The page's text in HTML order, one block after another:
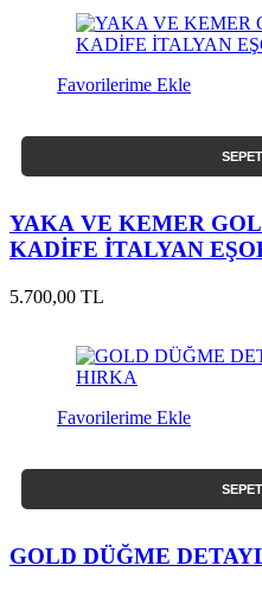
Favorilerime Ekle
YAKA VE KEMER
KADİFE İTALYAN
5.700,00 TL
Favorilerime Ekle
GOLD DÜĞME